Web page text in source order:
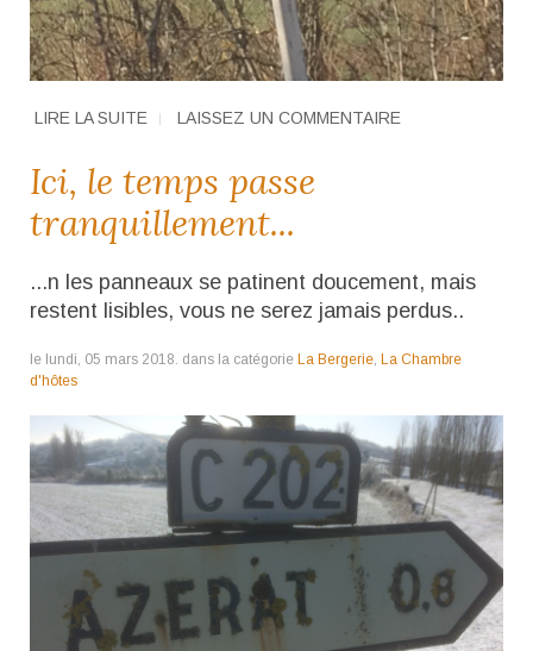
LIRE LA SUITE LAISSEZ UN COMMENTAIRE
Ici, le temps passe
tranquillement...
...n les panneaux se patinent doucement, mais
restent lisibles, vous ne serez jamais perdus..
le lundi, 05 mars 2018. dans la catégorie La Bergerie, La Chambre
d'hôtes